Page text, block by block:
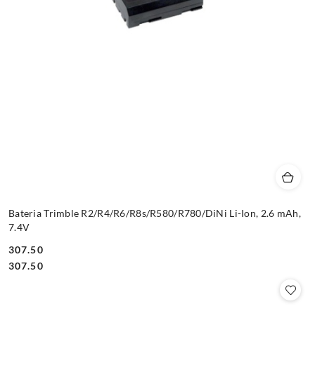
Bateria Trimble R2/R4/R6/R8s/R580/R780/DiNi Li-Ion, 2.6 mAh,
7.4V
Cena:
307.50
Cena:
307.50